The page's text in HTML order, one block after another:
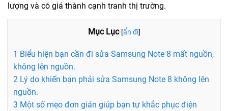
lượng và có giá thành cạnh tranh thị trường.
Mục Lục [ẩn đi]
1 Biểu hiện bạn cần đi sửa Samsung Note 8 mất nguồn,
không lên nguồn.
2 Lý do khiến bạn phải sửa Samsung Note 8 không lên
nguồn.
3 Một số mẹo đơn giản giúp bạn tự khắc phục điện